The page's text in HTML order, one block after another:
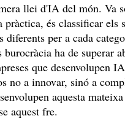
llei d'IA del món. Va
és classificar els
per a cada
ha de superar
que desenvolupen
no a innovar, sinó a
aquesta
aquest fre.